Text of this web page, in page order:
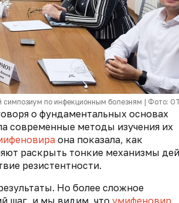
по инфекционным болезням | Фото:
о фундаментальных основах
современные методы изучения их
она показала, как
раскрыть тонкие механизмы
резистентности.
Но более сложное
шаг, и мы видим, что умифеновир